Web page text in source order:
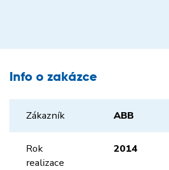
Info o zakázce
Zákazník ABB
Rok
realizace
2014